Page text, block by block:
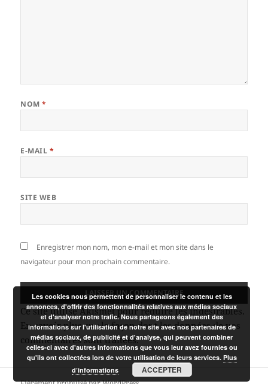
NOM*
E-MAIL *
SITE WEB
Enregistrer mon nom, mon e-mail et mon site dans le
navigateur pour mon prochain commentaire.
Ce site utilise Akismet pour réduire les indésirables.
En savoir plus sur la façon dont les données de vos
commentaires sont traitées.
Les cookies nous permettent de personnaliser le contenu et les
annonces, d'offrir des fonctionnalités relatives aux médias sociaux
et d'analyser notre trafic. Nous partageons également des
informations sur l'utilisation de notre site avec nos partenaires de
médias sociaux, de publicité et d'analyse, qui peuvent combiner
celles-ci avec d'autres informations que vous leur avez fournies ou
qu'ils ont collectées lors de votre utilisation de leurs services. Plus
d’informations
ACCEPTER